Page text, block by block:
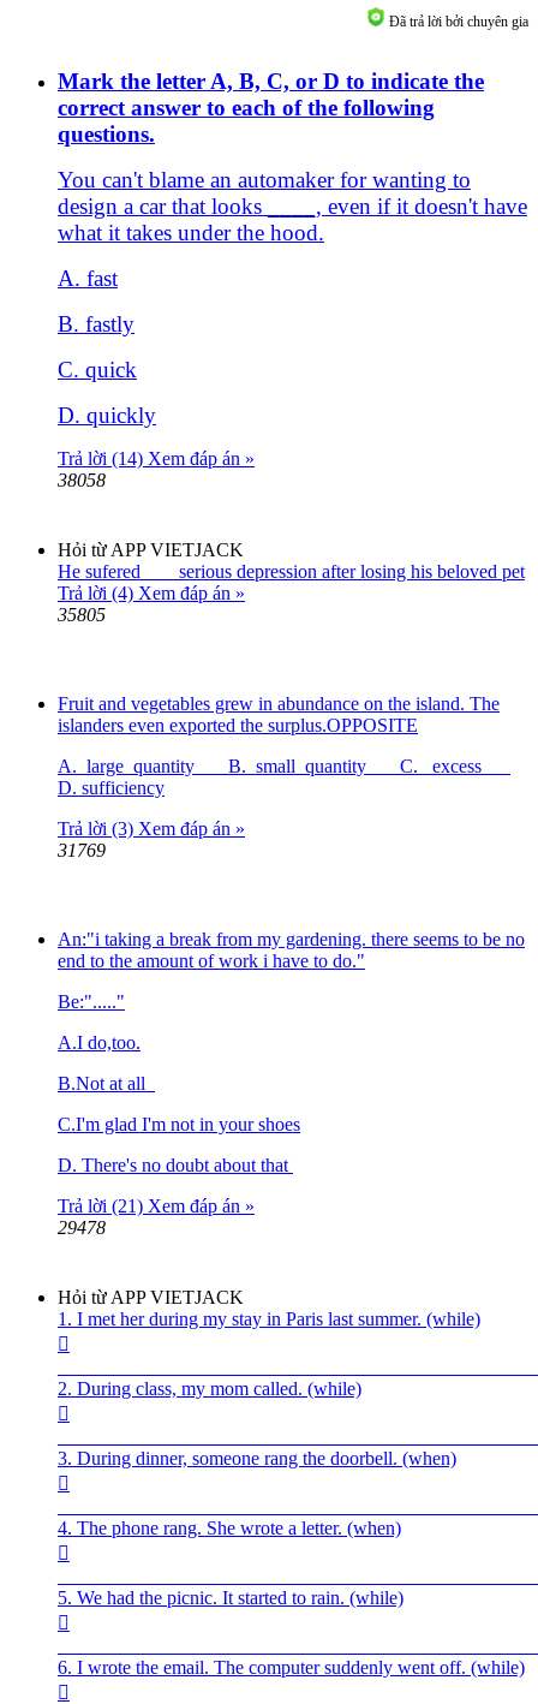
Đã trả lời bởi chuyên gia
Mark the letter A, B, C, or D to indicate the
correct answer to each of the following
questions.
You can't blame an automaker for wanting to
design a car that looks ____, even if it doesn't have
what it takes under the hood.
A. fast
B. fastly
C. quick
D. quickly
Trả lời (14) Xem đáp án »
38058
Hỏi từ APP VIETJACK
He sufered ___ serious depression after losing his beloved pet
Trả lời (4) Xem đáp án »
35805
Fruit and vegetables grew in abundance on the island. The
islanders even exported the surplus.OPPOSITE
A. large quantity B. small quantity C. excess
D. sufficiency
Trả lời (3) Xem đáp án »
31769
An:"i taking a break from my gardening. there seems to be no
end to the amount of work i have to do."
Be:"....."
A.I do,too.
B.Not at all
C.I'm glad I'm not in your shoes
D. There's no doubt about that
Trả lời (21) Xem đáp án »
29478
Hỏi từ APP VIETJACK
1. I met her during my stay in Paris last summer. (while)

2. During class, my mom called. (while)

3. During dinner, someone rang the doorbell. (when)

4. The phone rang. She wrote a letter. (when)

5. We had the picnic. It started to rain. (while)

6. I wrote the email. The computer suddenly went off. (while)
